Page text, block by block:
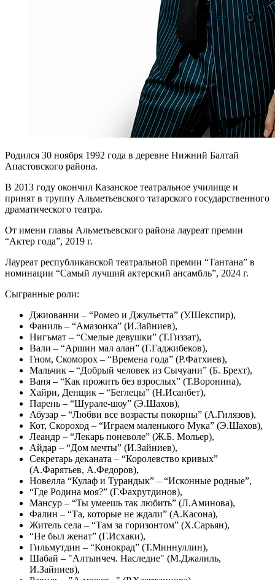
Родился 30 ноября 1992 года в деревне Нижний Балтай
Апастовского района.
В 2013 году окончил Казанское театральное училище и
принят в труппу Альметьевского татарского государственного
драматического театра.
От имени главы Альметьевского района лауреат премии
“Актер года”, 2019 г.
Лауреат республиканской театральной премии “Тантана” в
номинации “Самый лучший актерский ансамбль”, 2024 г.
Сыгранные роли:
Джиованни – “Ромео и Джульетта” (У.Шекспир),
Фаниль – “Амазонка” (И.Зайниев),
Нигъмат – “Смелые девушки” (Т.Гиззат),
Вали – “Аршин мал алан” (Г.Гаджибеков),
Гном, Скоморох – “Времена года” (Р.Фатхиев),
Мальчик – “Добрый человек из Сычуани” (Б. Брехт),
Ваня – “Как прожить без взрослых” (Т.Воронина),
Хайри, Денщик – “Беглецы” (Н.Исанбет),
Парень – “Шурале-шоу” (Э.Шахов),
Абузар – “Любви все возрасты покорны” (А.Гилязов),
Кот, Скороход – “Играем маленького Мука” (Э.Шахов),
Леандр – “Лекарь поневоле” (Ж.Б. Мольер),
Айдар – “Дом мечты” (И.Зайниев),
Секретарь деканата – “Королевство кривых”
(А.Фарятьев, А.Федоров),
Новелла “Кулаф и Турандык” – “Исконные родные”,
“Где Родина моя?” (Г.Фахрутдинов),
Мансур – “Ты умеешь так любить” (Л.Аминова),
Фалин – “Та, которые не ждали” (А.Касона),
Житель села – “Там за горизонтом” (Х.Сарьян),
“Не был женат” (Г.Исхаки),
Гильмутдин – “Конокрад” (Т.Миннуллин),
Шабай – "Алтынчеч. Наследие" (М.Джалиль,
И.Зайниев),